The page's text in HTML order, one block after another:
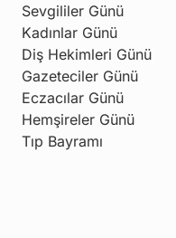
Sevgililer Günü
Kadınlar Günü
Diş Hekimleri Günü
Gazeteciler Günü
Eczacılar Günü
Hemşireler Günü
Tıp Bayramı